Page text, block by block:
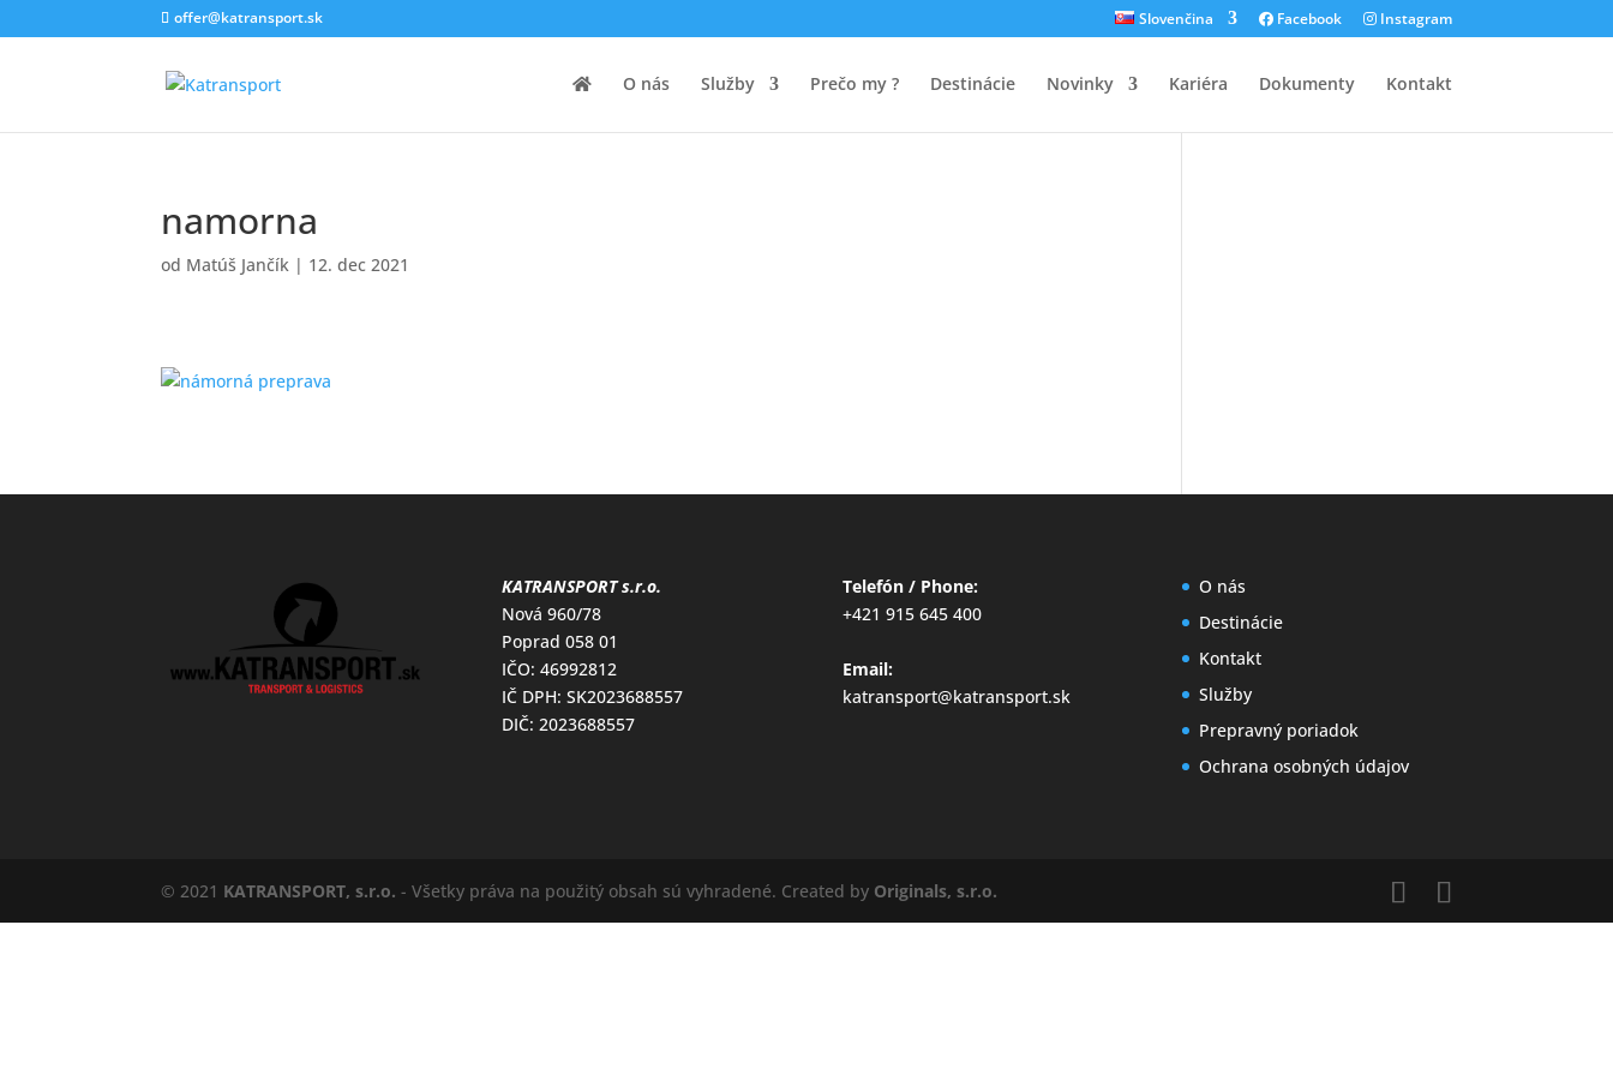
offer@katransport.sk Slovenčina Facebook Instagram
O nás Služby Prečo my ? Destinácie Novinky Kariéra Dokumenty Kontakt
namorna
od Matúš Jančík | 12. dec 2021
KATRANSPORT s.r.o.
Nová 960/78
Poprad 058 01
IČO: 46992812
IČ DPH: SK2023688557
DIČ: 2023688557
Telefón / Phone:
+421 915 645 400
Email:
katransport@katransport.sk
O nás
Destinácie
Kontakt
Služby
Prepravný poriadok
Ochrana osobných údajov
© 2021 KATRANSPORT, s.r.o. - Všetky práva na použitý obsah sú vyhradené. Created by Originals, s.r.o.